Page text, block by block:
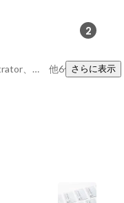
2
Adobe Photoshop、Adobe Illustrator、インダストリアルデザイン 他6件さらに表示